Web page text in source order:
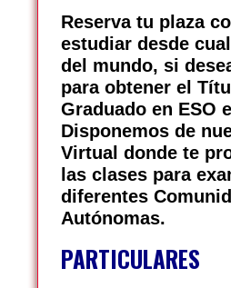
Reserva tu plaza
estudiar desde
del mundo, si
para obtener el
Graduado en ESO
Disponemos de
Virtual donde te
las clases para
diferentes
Autónomas.
PARTICULARES